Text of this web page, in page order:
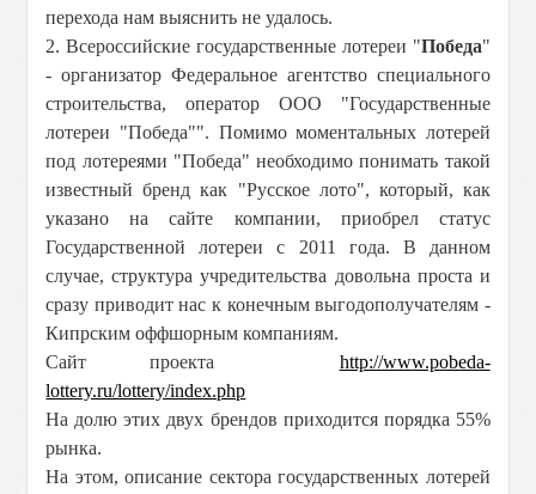
перехода нам выяснить не удалось.
2. Всероссийские государственные лотереи "Победа"
- организатор Федеральное агентство специального
строительства, оператор ООО "Государственные
лотереи "Победа"". Помимо моментальных лотерей
под лотереями "Победа" необходимо понимать такой
известный бренд как "Русское лото", который, как
указано на сайте компании, приобрел статус
Государственной лотереи с 2011 года. В данном
случае, структура учредительства довольна проста и
сразу приводит нас к конечным выгодополучателям -
Кипрским оффшорным компаниям.
Сайт проекта http://www.pobeda-
lottery.ru/lottery/index.php
На долю этих двух брендов приходится порядка 55%
рынка.
На этом, описание сектора государственных лотерей